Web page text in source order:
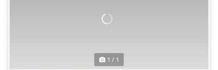
1 / 1